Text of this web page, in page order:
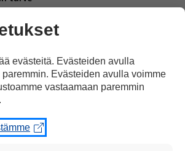
asiana.
evästeitä. Evästeiden avulla
Evästeiden avulla voimme
vastaamaan paremmin